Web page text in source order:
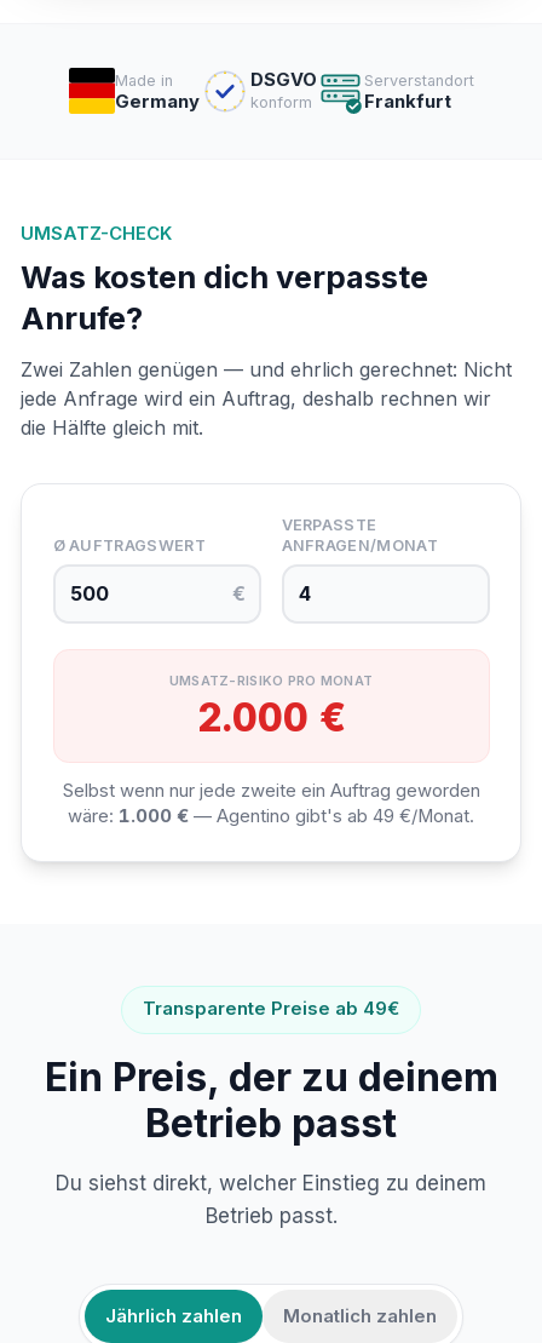
Made in
Germany
DSGVO
konform
Serverstandort
Frankfurt
UMSATZ-CHECK
Was kosten dich verpasste
Anrufe?
Zwei Zahlen genügen — und ehrlich gerechnet: Nicht
jede Anfrage wird ein Auftrag, deshalb rechnen wir
die Hälfte gleich mit.
Ø AUFTRAGSWERT
€
VERPASSTE
ANFRAGEN/MONAT
UMSATZ-RISIKO PRO MONAT
2.000 €
Selbst wenn nur jede zweite ein Auftrag geworden
wäre: 1.000 € — Agentino gibt's ab 49 €/Monat.
Transparente Preise ab 49€
Ein Preis, der zu deinem
Betrieb passt
Du siehst direkt, welcher Einstieg zu deinem
Betrieb passt.
Jährlich zahlen Monatlich zahlen